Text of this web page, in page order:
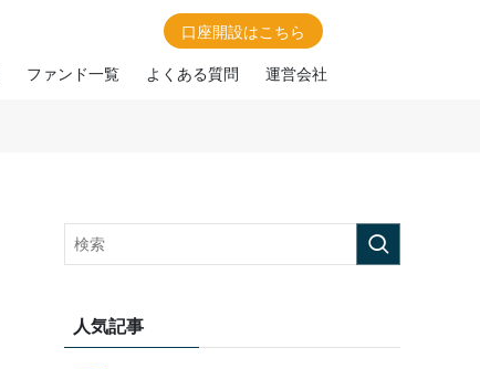
口座開設はこちら
ファンド一覧 よくある質問 運営会社
人気記事